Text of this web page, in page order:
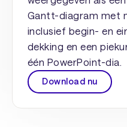
Gantt-diagram met
inclusief begin- en
dekking en een
één PowerPoint-dia.
Download nu